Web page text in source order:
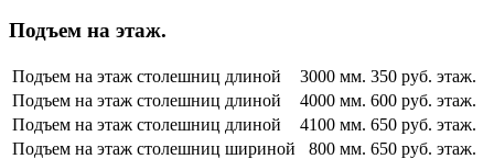
Подъем на этаж.
Подъем на этаж столешниц длиной 3000 мм. 350 руб. этаж.
Подъем на этаж столешниц длиной
4000 мм. 600 руб. этаж.
Подъем на этаж столешниц длиной
4100 мм. 650 руб. этаж.
Подъем на этаж столешниц шириной
800 мм. 650 руб. этаж.